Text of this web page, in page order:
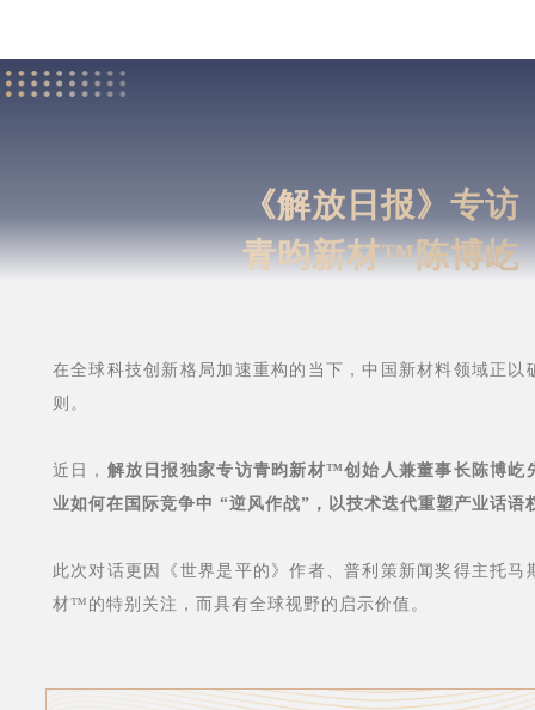
《解放日报》专访
青昀新材™陈博屹
在全球科技创新格局加速重构的当下，中国新材料领域正以
则。
近日， 解放日报独家专访青昀新材™创始人兼董事长陈博屹
业如何在国际竞争中 “逆风作战”，以技术迭代重塑产业话语
此次对话更因《世界是平的》作者、普利策新闻奖得主托马
材™的特别关注，而具有全球视野的启示价值。